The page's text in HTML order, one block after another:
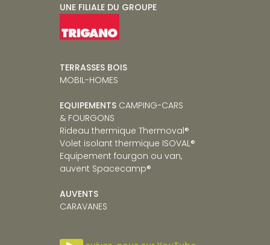
UNE FILIALE DU GROUPE
TERRASSES BOIS
MOBIL-HOMES
EQUIPEMENTS CAMPING-CARS
& FOURGONS
Rideau thermique Thermoval®
Volet isolant thermique ISOVAL®
Equipement fourgon ou van,
auvent Spacecamp®
AUVENTS
CARAVANES